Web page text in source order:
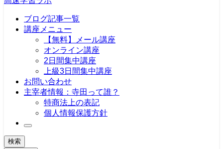
ブログ記事一覧
講座メニュー
【無料】メール講座
オンライン講座
2日間集中講座
上級3日間集中講座
お問い合わせ
主宰者情報：寺田って誰？
特商法上の表記
個人情報保護方針
検索